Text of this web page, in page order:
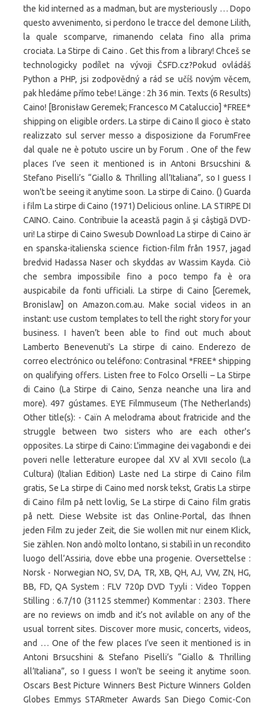
the kid interned as a madman, but are mysteriously … Dopo
questo avvenimento, si perdono le tracce del demone Lilith,
la quale scomparve, rimanendo celata fino alla prima
crociata. La Stirpe di Caino . Get this from a library! Chceš se
technologicky podílet na vývoji ČSFD.cz?Pokud ovládáš
Python a PHP, jsi zodpovědný a rád se učíš novým věcem,
pak hledáme přímo tebe! Länge : 2h 36 min. Texts (6 Results)
Caino! [Bronisław Geremek; Francesco M Cataluccio] *FREE*
shipping on eligible orders. La stirpe di Caino Il gioco è stato
realizzato sul server messo a disposizione da ForumFree
dal quale ne è potuto uscire un by Forum . One of the few
places I’ve seen it mentioned is in Antoni Brsucshini &
Stefano Piselli’s “Giallo & Thrilling all’Italiana”, so I guess I
won't be seeing it anytime soon. La stirpe di Caino. () Guarda
i film La stirpe di Caino (1971) Delicious online. LA STIRPE DI
CAINO. Caino. Contribuie la această pagin ă şi câştigă DVD-
uri! La stirpe di Caino Swesub Download La stirpe di Caino är
en spanska-italienska science fiction-film från 1957, jagad
bredvid Hadassa Naser och skyddas av Wassim Kayda. Ciò
che sembra impossibile fino a poco tempo fa è ora
auspicabile da fonti ufficiali. La stirpe di Caino [Geremek,
Bronislaw] on Amazon.com.au. Make social videos in an
instant: use custom templates to tell the right story for your
business. I haven’t been able to find out much about
Lamberto Benevenuti's La stirpe di caino. Enderezo de
correo electrónico ou teléfono: Contrasinal *FREE* shipping
on qualifying offers. Listen free to Folco Orselli – La Stirpe
di Caino (La Stirpe di Caino, Senza neanche una lira and
more). 497 gústames. EYE Filmmuseum (The Netherlands)
Other title(s): - Caïn A melodrama about fratricide and the
struggle between two sisters who are each other's
opposites. La stirpe di Caino: L'immagine dei vagabondi e dei
poveri nelle letterature europee dal XV al XVII secolo (La
Cultura) (Italian Edition) Laste ned La stirpe di Caino film
gratis, Se La stirpe di Caino med norsk tekst, Gratis La stirpe
di Caino film på nett lovlig, Se La stirpe di Caino film gratis
på nett. Diese Website ist das Online-Portal, das Ihnen
jeden Film zu jeder Zeit, die Sie wollen mit nur einem Klick,
Sie zählen. Non andò molto lontano, si stabilì in un recondito
luogo dell’Assiria, dove ebbe una progenie. Oversettelse :
Norsk - Norwegian NO, SV, DA, TR, XB, QH, AJ, VW, ZN, HG,
BB, FD, QA System : FLV 720p DVD Tyyli : Video Toppen
Stilling : 6.7/10 (31125 stemmer) Kommentar : 2303. There
are no reviews on imdb and it’s not avilable on any of the
usual torrent sites. Discover more music, concerts, videos,
and … One of the few places I’ve seen it mentioned is in
Antoni Brsucshini & Stefano Piselli’s “Giallo & Thrilling
all’Italiana”, so I guess I won't be seeing it anytime soon.
Oscars Best Picture Winners Best Picture Winners Golden
Globes Emmys STARmeter Awards San Diego Comic-Con